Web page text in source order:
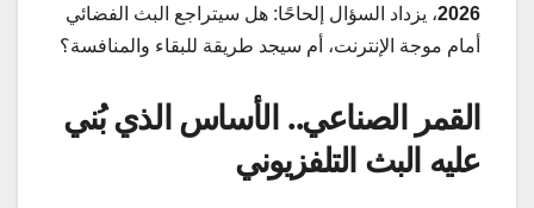
2026، يزداد السؤال إلحاحًا: هل سيتراجع البث الفضائي
أمام موجة الإنترنت، أم سيجد طريقة للبقاء والمنافسة؟
القمر الصناعي.. الأساس الذي بُني
عليه البث التلفزيوني